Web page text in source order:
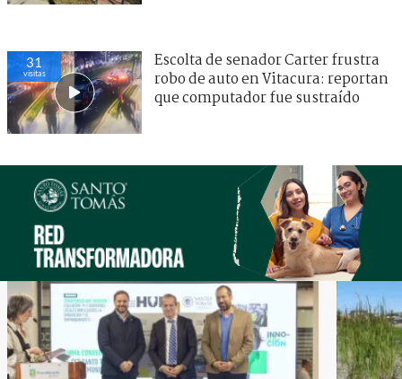
31
visitas
Escolta de senador Carter frustra
robo de auto en Vitacura: reportan
que computador fue sustraído